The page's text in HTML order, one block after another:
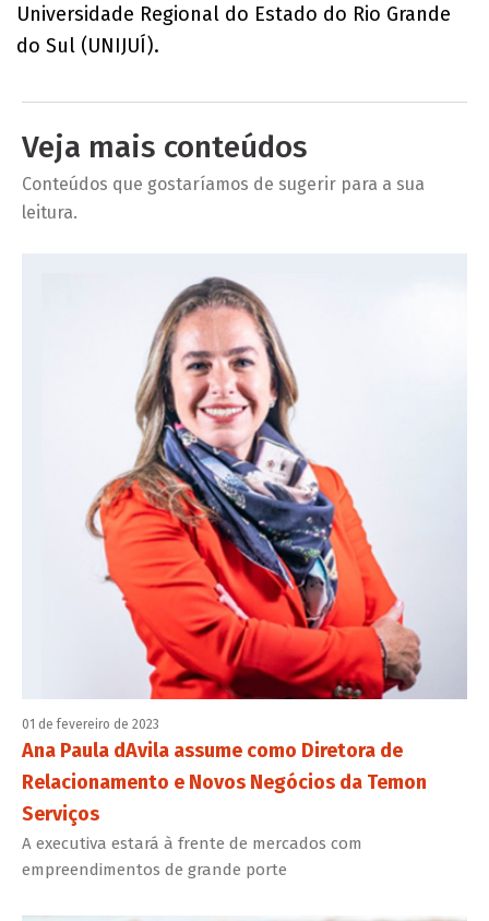
Universidade Regional do Estado do Rio Grande
do Sul (UNIJUÍ).
Veja mais conteúdos
Conteúdos que gostaríamos de sugerir para a sua
leitura.
01 de fevereiro de 2023
Ana Paula dAvila assume como Diretora de
Relacionamento e Novos Negócios da Temon
Serviços
A executiva estará à frente de mercados com
empreendimentos de grande porte